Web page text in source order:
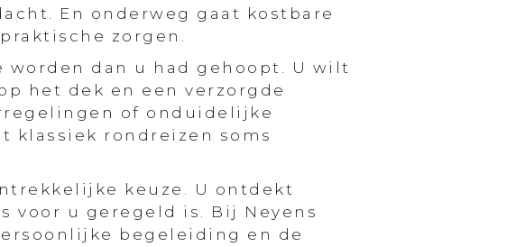
En onderweg gaat kostbare
zorgen.
dan u had gehoopt. U wilt
het dek en een verzorgde
of onduidelijke
klassiek rondreizen soms
keuze. U ontdekt
voor u geregeld is. Bij Neyens
begeleiding en de